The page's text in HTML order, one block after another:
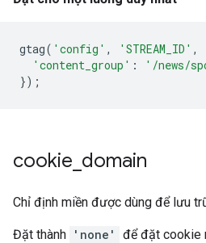
gtag( 'config' , 'STREAM_ID' ,
'content_group' :
'/news/
});
cookie domain
Chỉ định miền được dùng để lưu
Đặt thành 'none' để đặt cookie